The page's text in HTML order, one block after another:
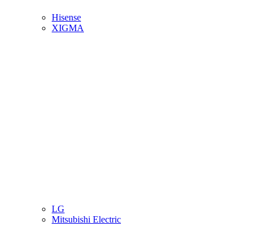
Hisense
XIGMA
LG
Mitsubishi Electric